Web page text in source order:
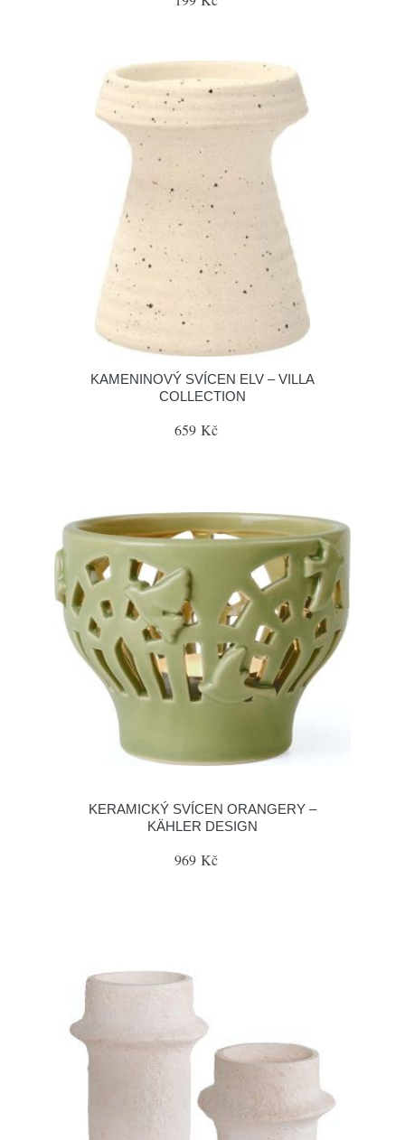
KAMENINOVÝ SVÍCEN ELV – VILLA
COLLECTION
659 Kč
KERAMICKÝ SVÍCEN ORANGERY –
KÄHLER DESIGN
969 Kč